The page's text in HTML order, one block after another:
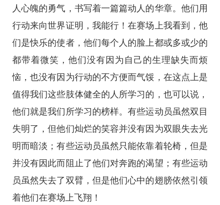
人心魄的勇气，书写着一篇篇动人的华章。他们用
行动来向世界证明，我能行！在赛场上我看到，他
们是快乐的使者，他们每个人的脸上都或多或少的
都带着微笑，他们没有因为自己的生理缺失而烦
恼，也没有因为行动的不方便而气馁，在这点上是
值得我们这些肢体健全的人所学习的，也可以说，
他们就是我们所学习的榜样。有些运动员虽然双目
失明了，但他们灿烂的笑容并没有因为双眼失去光
明而暗淡；有些运动员虽然只能依靠着轮椅，但是
并没有因此而阻止了他们对奔跑的渴望；有些运动
员虽然失去了双臂，但是他们心中的翅膀依然引领
着他们在赛场上飞翔！